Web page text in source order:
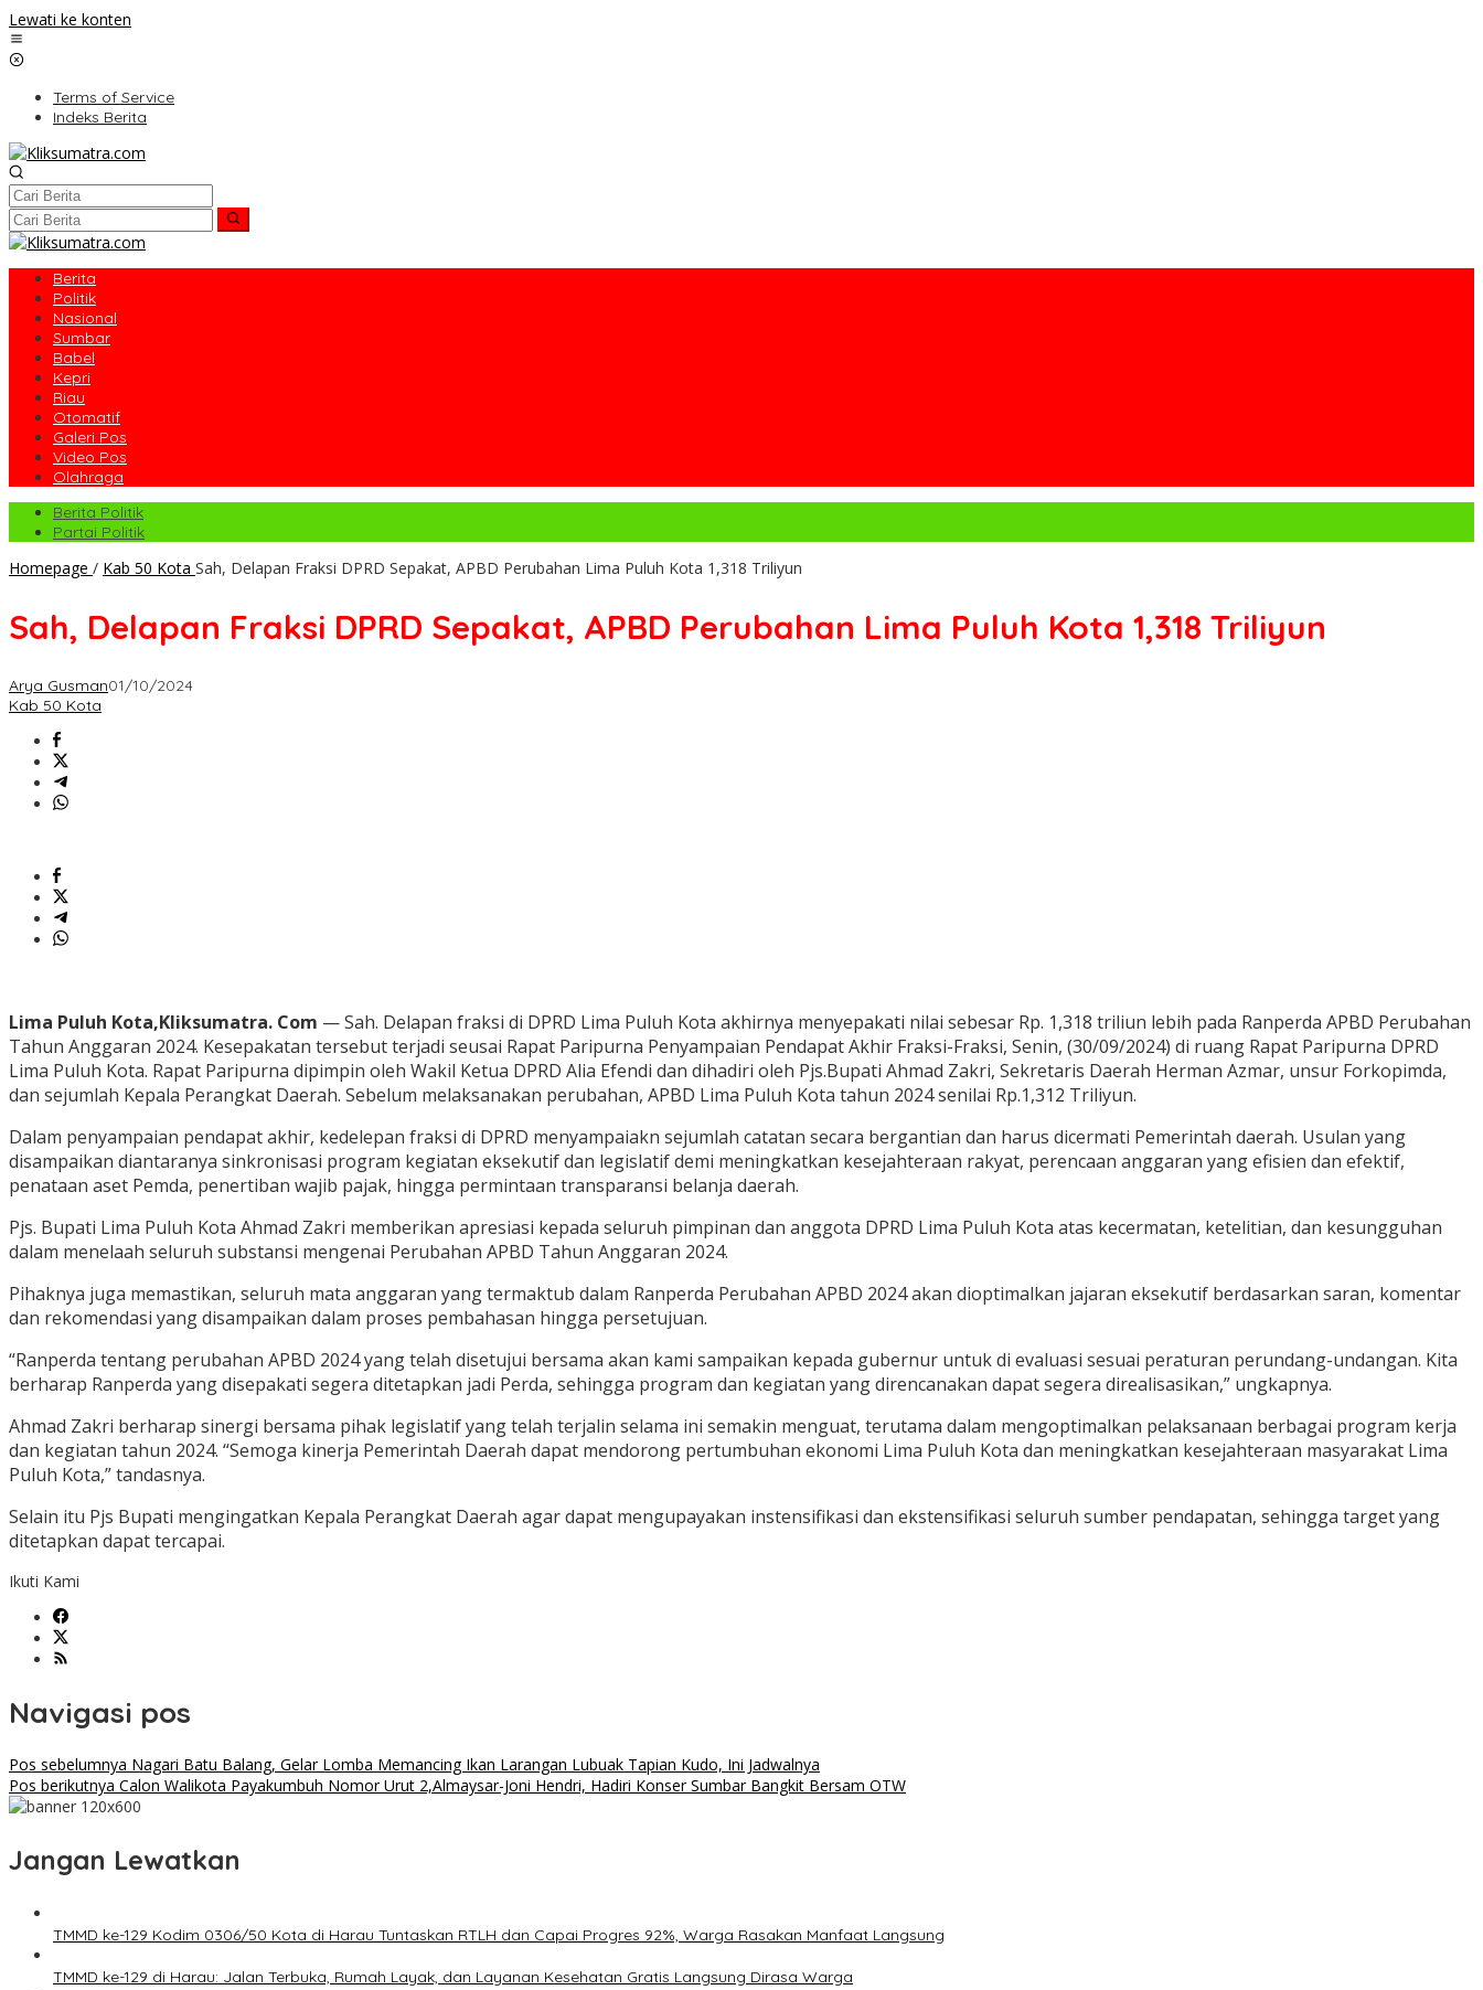
Lewati ke konten
Terms of Service
Indeks Berita
Berita
Politik
Nasional
Sumbar
Babel
Kepri
Riau
Otomatif
Galeri Pos
Video Pos
Olahraga
Berita Politik
Partai Politik
Homepage / Kab 50 Kota Sah, Delapan Fraksi DPRD Sepakat, APBD Perubahan Lima Puluh Kota 1,318 Triliyun
Sah, Delapan Fraksi DPRD Sepakat, APBD Perubahan Lima Puluh Kota 1,318 Triliyun
Arya Gusman01/10/2024
Kab 50 Kota
Lima Puluh Kota,Kliksumatra. Com — Sah. Delapan fraksi di DPRD Lima Puluh Kota akhirnya menyepakati nilai sebesar Rp. 1,318 triliun lebih pada Ranperda APBD Perubahan
Tahun Anggaran 2024. Kesepakatan tersebut terjadi seusai Rapat Paripurna Penyampaian Pendapat Akhir Fraksi-Fraksi, Senin, (30/09/2024) di ruang Rapat Paripurna DPRD
Lima Puluh Kota. Rapat Paripurna dipimpin oleh Wakil Ketua DPRD Alia Efendi dan dihadiri oleh Pjs.Bupati Ahmad Zakri, Sekretaris Daerah Herman Azmar, unsur Forkopimda,
dan sejumlah Kepala Perangkat Daerah. Sebelum melaksanakan perubahan, APBD Lima Puluh Kota tahun 2024 senilai Rp.1,312 Triliyun.
Dalam penyampaian pendapat akhir, kedelepan fraksi di DPRD menyampaiakn sejumlah catatan secara bergantian dan harus dicermati Pemerintah daerah. Usulan yang
disampaikan diantaranya sinkronisasi program kegiatan eksekutif dan legislatif demi meningkatkan kesejahteraan rakyat, perencaan anggaran yang efisien dan efektif,
penataan aset Pemda, penertiban wajib pajak, hingga permintaan transparansi belanja daerah.
Pjs. Bupati Lima Puluh Kota Ahmad Zakri memberikan apresiasi kepada seluruh pimpinan dan anggota DPRD Lima Puluh Kota atas kecermatan, ketelitian, dan kesungguhan
dalam menelaah seluruh substansi mengenai Perubahan APBD Tahun Anggaran 2024.
Pihaknya juga memastikan, seluruh mata anggaran yang termaktub dalam Ranperda Perubahan APBD 2024 akan dioptimalkan jajaran eksekutif berdasarkan saran, komentar
dan rekomendasi yang disampaikan dalam proses pembahasan hingga persetujuan.
“Ranperda tentang perubahan APBD 2024 yang telah disetujui bersama akan kami sampaikan kepada gubernur untuk di evaluasi sesuai peraturan perundang-undangan. Kita
berharap Ranperda yang disepakati segera ditetapkan jadi Perda, sehingga program dan kegiatan yang direncanakan dapat segera direalisasikan,” ungkapnya.
Ahmad Zakri berharap sinergi bersama pihak legislatif yang telah terjalin selama ini semakin menguat, terutama dalam mengoptimalkan pelaksanaan berbagai program kerja
dan kegiatan tahun 2024. “Semoga kinerja Pemerintah Daerah dapat mendorong pertumbuhan ekonomi Lima Puluh Kota dan meningkatkan kesejahteraan masyarakat Lima
Puluh Kota,” tandasnya.
Selain itu Pjs Bupati mengingatkan Kepala Perangkat Daerah agar dapat mengupayakan instensifikasi dan ekstensifikasi seluruh sumber pendapatan, sehingga target yang
ditetapkan dapat tercapai.
Ikuti Kami
Navigasi pos
Pos sebelumnya Nagari Batu Balang, Gelar Lomba Memancing Ikan Larangan Lubuak Tapian Kudo, Ini Jadwalnya
Pos berikutnya Calon Walikota Payakumbuh Nomor Urut 2,Almaysar-Joni Hendri, Hadiri Konser Sumbar Bangkit Bersam OTW
Jangan Lewatkan
TMMD ke-129 Kodim 0306/50 Kota di Harau Tuntaskan RTLH dan Capai Progres 92%, Warga Rasakan Manfaat Langsung
TMMD ke-129 di Harau: Jalan Terbuka, Rumah Layak, dan Layanan Kesehatan Gratis Langsung Dirasa Warga